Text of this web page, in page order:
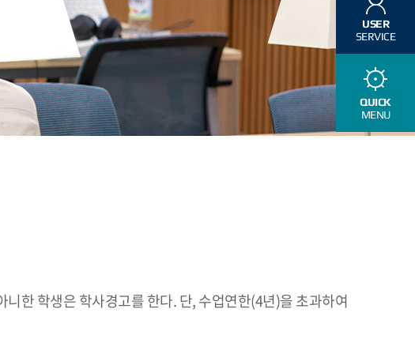
USER
SERVICE
QUICK
MENU
한 학생은 학사경고를 한다. 단, 수업연한(4년)을 초과하여